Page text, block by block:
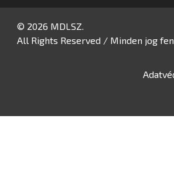
© 2026 MDLSZ.
All Rights Reserved / Minden jog